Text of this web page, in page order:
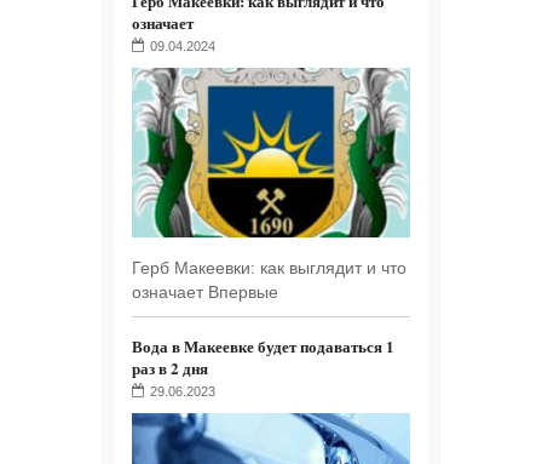
означает
09.04.2024
Герб Макеевки: как выглядит и что
означает Впервые
Вода в Макеевке будет подаваться 1
раз в 2 дня
29.06.2023